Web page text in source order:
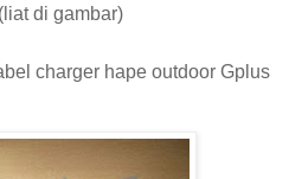
di gambar)
charger hape outdoor Gplus